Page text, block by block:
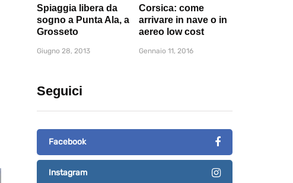
Spiaggia libera da
sogno a Punta Ala, a
Grosseto
Giugno 28, 2013
Corsica: come
arrivare in nave o in
aereo low cost
Gennaio 11, 2016
Seguici
Facebook
Instagram